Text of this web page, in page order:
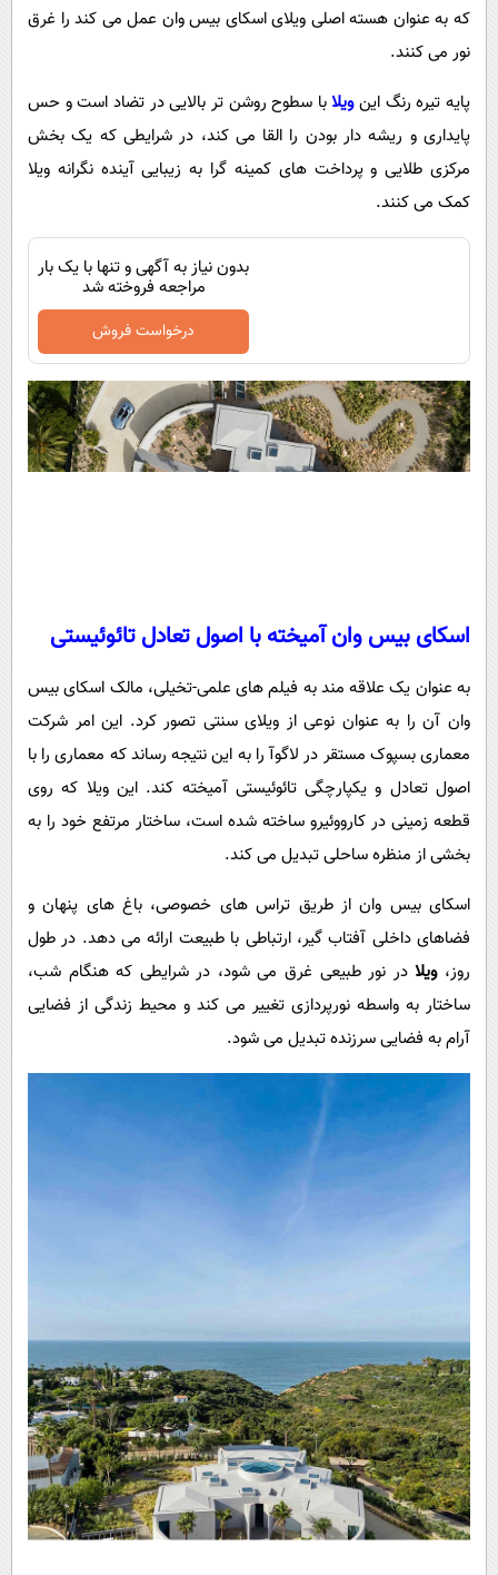
که به عنوان هسته اصلی ویلای اسکای بیس وان عمل می کند را غرق
نور می کنند.
پایه تیره رنگ اینویلابا سطوح روشن تر بالایی در تضاد است و حس
پایداری و ریشه دار بودن را القا می کند، در شرایطی که یک بخش
مرکزی طلایی و پرداخت های کمینه گرا به زیبایی آینده نگرانه ویلا
کمک می کنند.
بدون نیاز به آگهی و تنها با یک بار
مراجعه فروخته شد
درخواست فروش
اسکای بیس وان آمیخته با اصول تعادل تائوئیستی
به عنوان یک علاقه مند به فیلم های علمی-تخیلی، مالک اسکای بیس
وان آن را به عنوان نوعی از ویلای سنتی تصور کرد. این امر شرکت
معماری بسپوک مستقر در لاگوآ را به این نتیجه رساند که معماری را با
اصول تعادل و یکپارچگی تائوئیستی آمیخته کند. این ویلا که روی
قطعه زمینی در کارووئیرو ساخته شده است، ساختار مرتفع خود را به
بخشی از منظره ساحلی تبدیل می کند.
اسکای بیس وان از طریق تراس های خصوصی، باغ های پنهان و
فضاهای داخلی آفتاب گیر، ارتباطی با طبیعت ارائه می دهد. در طول
روز،ویلادر نور طبیعی غرق می شود، در شرایطی که هنگام شب،
ساختار به واسطه نورپردازی تغییر می کند و محیط زندگی از فضایی
آرام به فضایی سرزنده تبدیل می شود.